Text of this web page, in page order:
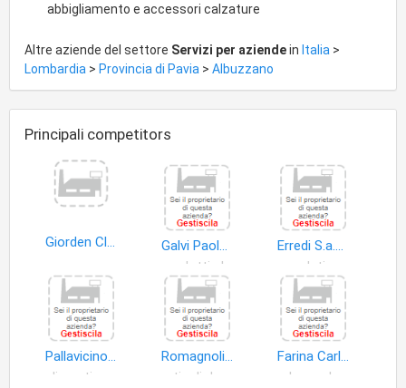
abbigliamento e accessori calzature
Altre aziende del settore Servizi per aziendein Italia >
Lombardia > Provincia di Pavia > Albuzzano
Principali competitors
Giorden Clean Service impresa di pulizie di Giordano Luca
Galvi Paolo Massimiliano
Erredi S.a.s. di Rabuffi RAG. Pierluigi & C
dati
Pallavicino Kiryam
Romagnoli Guido Graziano
Farina Carlo Severino
bevande